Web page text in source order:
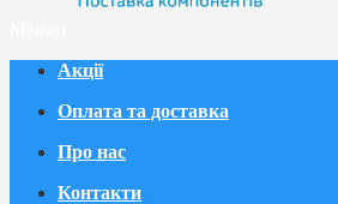
Акції
Оплата та доставка
Про нас
Контакти